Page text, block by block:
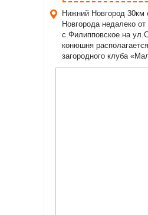
Нижний Новгород 30км
Новгорода недалеко от
с.Филипповское на
конюшня
загородного клуба